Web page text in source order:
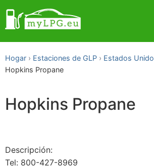
Hogar Estaciones de GLP
Estados
Hopkins Propane
Hopkins Propane
Descripción:
Tel: 800-427-8969